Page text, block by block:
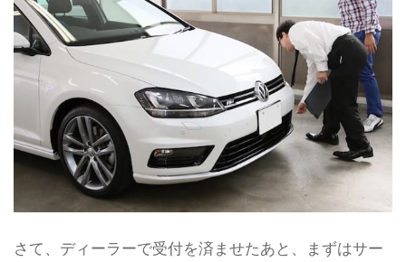
さて、ディーラーで受付を済ませたあと、まずはサー